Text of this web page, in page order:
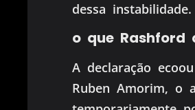
dessa instabilidade.
o que Rashford
A declaração
Ruben Amorim, o